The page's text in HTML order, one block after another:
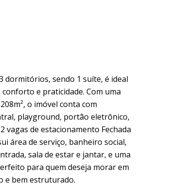
dormitórios, sendo 1 suíte, é ideal
e praticidade. Com uma
o imóvel conta com
playground, portão eletrônico,
vagas de estacionamento Fechada
área de serviço, banheiro social,
sala de estar e jantar, e uma
para quem deseja morar em
e bem estruturado.